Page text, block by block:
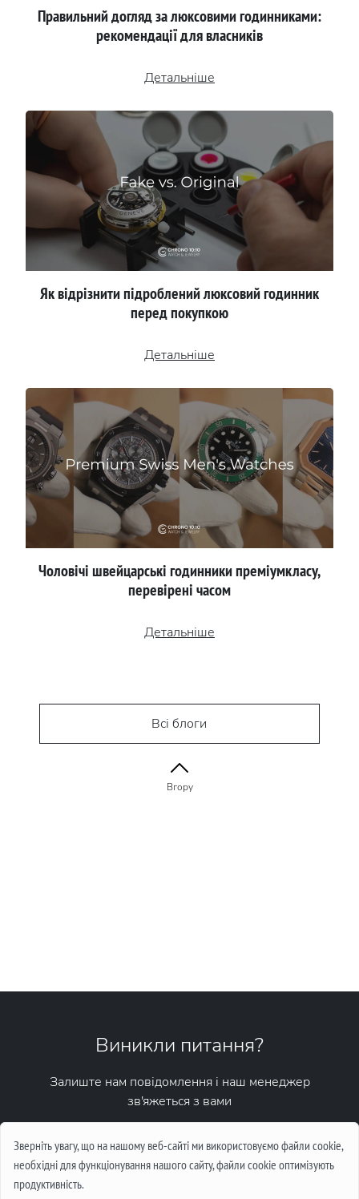
Зверніть увагу, що на нашому веб-сайті ми використовуємо файли cookie,
необхідні для функціонування нашого сайту, файли cookie оптимізують
продуктивність.
Правильний догляд за люксовими годинниками:
рекомендації для власників
Детальніше
Як відрізнити підроблений люксовий годинник
перед покупкою
Детальніше
Чоловічі швейцарські годинники преміумкласу,
перевірені часом
Детальніше
Всі блоги
Вгору
Виникли питання?
Залиште нам повідомлення і наш менеджер
зв'яжеться з вами
Написати повідомлення